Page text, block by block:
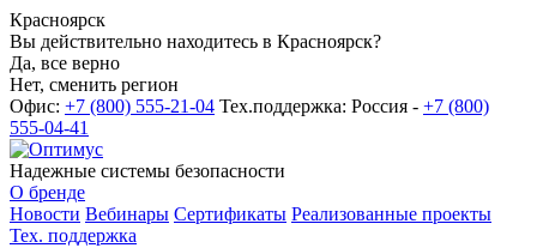
Красноярск
Вы действительно находитесь в Красноярск?
Да, все верно
Нет, сменить регион
Офис: +7 (800) 555-21-04 Тех.поддержка: Россия - +7 (800)
555-04-41
Надежные системы безопасности
О бренде
Новости Вебинары Сертификаты Реализованные проекты
Тех. поддержка